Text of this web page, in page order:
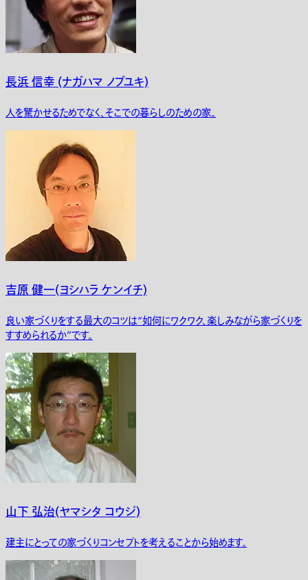
長浜 信幸 (ナガハマ ノブユキ)
人を驚かせるためでなく、そこでの暮らしのための家。
吉原 健一(ヨシハラ ケンイチ)
良い家づくりをする最大のコツは“如何にワクワク、楽しみながら家づくりを
すすめられるか”です。
山下 弘治(ヤマシタ コウジ)
建主にとっての家づくりコンセプトを考えることから始めます。